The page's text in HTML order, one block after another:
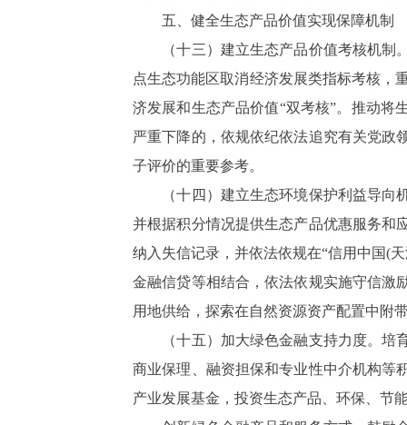
五、健全生态产品价值实现保障机制
（十三）建立生态产品价值考核机制。
点生态功能区取消经济发展类指标考核，
济发展和生态产品价值“双考核”。推动将
严重下降的，依规依纪依法追究有关党政
子评价的重要参考。
（十四）建立生态环境保护利益导向机
并根据积分情况提供生态产品优惠服务和
纳入失信记录，并依法依规在“信用中国(
金融信贷等相结合，依法依规实施守信激
用地供给，探索在自然资源资产配置中附
（十五）加大绿色金融支持力度。培育
商业保理、融资担保和专业性中介机构等
产业发展基金，投资生态产品、环保、节